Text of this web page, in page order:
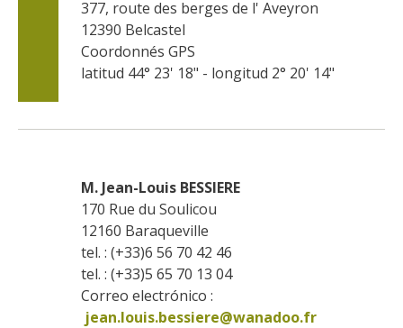
377, route des berges de l' Aveyron
12390 Belcastel
Coordonnés GPS
latitud 44° 23' 18" - longitud 2° 20' 14"
M. Jean-Louis BESSIERE
170 Rue du Soulicou
12160 Baraqueville
tel. : (+33)6 56 70 42 46
tel. : (+33)5 65 70 13 04
Correo electrónico :
jean.louis.bessiere@wanadoo.fr